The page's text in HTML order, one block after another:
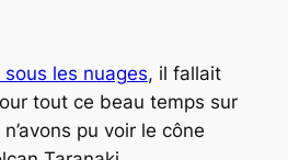
sous les nuages, il fallait
tout ce beau temps sur
pu voir le cône